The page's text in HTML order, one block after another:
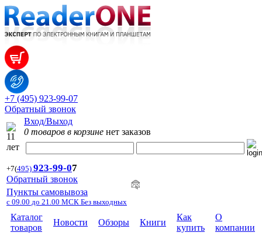
+7 (495) 923-99-07
Обратный звонок
Вход/Выход
0 товаров в корзине нет заказов
+7(495) 923-99-07
Обратный звонок
Пункты самовывоза
с 09.00 до 21.00 МСК Без выходных
Каталог
товаров
Новости Обзоры Книги
Как
купить
О
компании